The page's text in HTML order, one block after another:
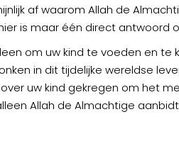
af waarom Allah de
is maar één direct antwoord
om uw kind te voeden en te
in dit tijdelijke wereldse
uw kind gekregen om het
Allah de Almachtige